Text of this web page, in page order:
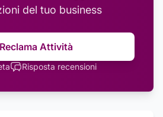
del tuo business
Reclama Attività
Risposta recensioni